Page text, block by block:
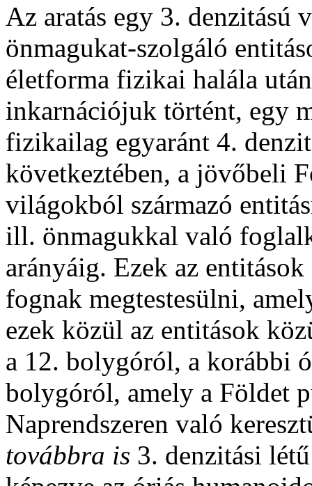
Az aratás egy 3. denzitású
önmagukat-szolgáló
életforma fizikai halála
inkarnációjuk történt, egy
fizikailag egyaránt 4.
következtében, a jövőbeli
világokból származó
ill. önmagukkal való
arányáig. Ezek az
fognak megtestesülni,
ezek közül az entitások
a 12. bolygóról, a korábbi
bolygóról, amely a Földet
Naprendszeren való
továbbra is 3. denzitási